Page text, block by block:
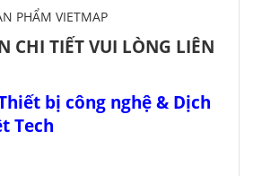
PHẨM VIETMAP
CHI TIẾT VUI LÒNG LIÊN
bị công nghệ & Dịch
Tech